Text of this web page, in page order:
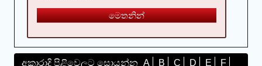
මෙතනින‍්
අකාරාදි පිළිවෙලට සොයන්න A B C D E F